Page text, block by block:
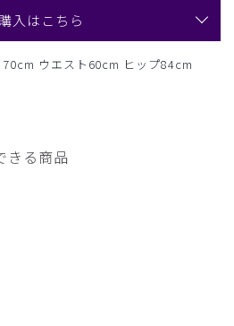
入はこちら
ウエスト60cm ヒップ84cm
きる商品